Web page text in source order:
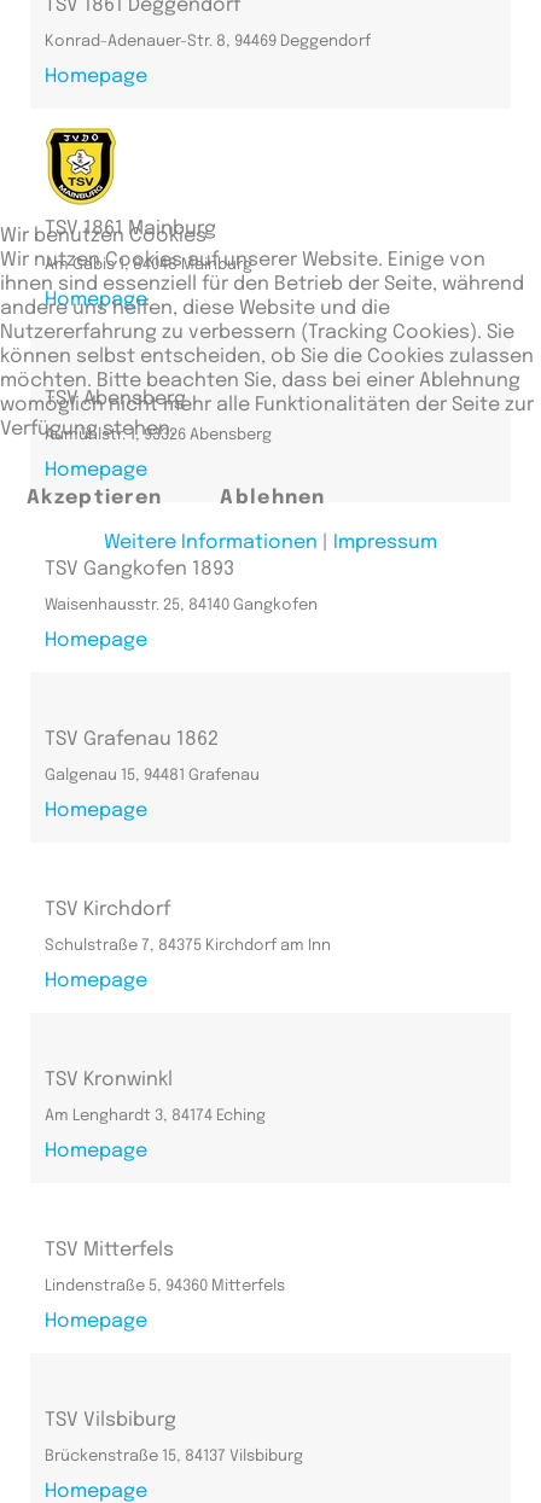
TSV 1861 Deggendorf
Konrad-Adenauer-Str. 8, 94469 Deggendorf
Homepage
TSV 1861 Mainburg
Am Gabis 1, 84048 Mainburg
Homepage
TSV Abensberg
Aumühlstr. 1, 93326 Abensberg
Homepage
TSV Gangkofen 1893
Waisenhausstr. 25, 84140 Gangkofen
Homepage
TSV Grafenau 1862
Galgenau 15, 94481 Grafenau
Homepage
TSV Kirchdorf
Schulstraße 7, 84375 Kirchdorf am Inn
Homepage
TSV Kronwinkl
Am Lenghardt 3, 84174 Eching
Homepage
TSV Mitterfels
Lindenstraße 5, 94360 Mitterfels
Homepage
TSV Vilsbiburg
Brückenstraße 15, 84137 Vilsbiburg
Homepage
Wir benutzen Cookies
Wir nutzen Cookies auf unserer Website. Einige von
ihnen sind essenziell für den Betrieb der Seite, während
andere uns helfen, diese Website und die
Nutzererfahrung zu verbessern (Tracking Cookies). Sie
können selbst entscheiden, ob Sie die Cookies zulassen
möchten. Bitte beachten Sie, dass bei einer Ablehnung
womöglich nicht mehr alle Funktionalitäten der Seite zur
Verfügung stehen.
Akzeptieren Ablehnen
Weitere Informationen Impressum